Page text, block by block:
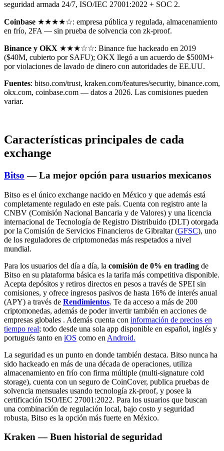
seguridad armada 24/7, ISO/IEC 27001:2022 + SOC 2.
Coinbase ★★★★☆: empresa pública y regulada, almacenamiento
en frío, 2FA — sin prueba de solvencia con zk-proof.
Binance y OKX ★★★☆☆: Binance fue hackeado en 2019
($40M, cubierto por SAFU); OKX llegó a un acuerdo de $500M+
por violaciones de lavado de dinero con autoridades de EE.UU.
Fuentes: bitso.com/trust, kraken.com/features/security, binance.com,
okx.com, coinbase.com — datos a 2026. Las comisiones pueden
variar.
Características principales de cada
exchange
Bitso — La mejor opción para usuarios mexicanos
Bitso es el único exchange nacido en México y que además está
completamente regulado en este país. Cuenta con registro ante la
CNBV (Comisión Nacional Bancaria y de Valores) y una licencia
internacional de Tecnología de Registro Distribuido (DLT) otorgada
por la Comisión de Servicios Financieros de Gibraltar (GFSC), uno
de los reguladores de criptomonedas más respetados a nivel
mundial.
Para los usuarios del día a día, la comisión de 0% en trading de
Bitso en su plataforma básica es la tarifa más competitiva disponible.
Acepta depósitos y retiros directos en pesos a través de SPEI sin
comisiones, y ofrece ingresos pasivos de hasta 16% de interés anual
(APY) a través de Rendimientos. Te da acceso a más de 200
criptomonedas, además de poder invertir también en acciones de
empresas globales . Además cuenta con información de precios en
tiempo real; todo desde una sola app disponible en español, inglés y
portugués tanto en iOS como en Android.
La seguridad es un punto en donde también destaca. Bitso nunca ha
sido hackeado en más de una década de operaciones, utiliza
almacenamiento en frío con firma múltiple (multi-signature cold
storage), cuenta con un seguro de CoinCover, publica pruebas de
solvencia mensuales usando tecnología zk-proof, y posee la
certificación ISO/IEC 27001:2022. Para los usuarios que buscan
una combinación de regulación local, bajo costo y seguridad
robusta, Bitso es la opción más fuerte en México.
Kraken — Buen historial de seguridad